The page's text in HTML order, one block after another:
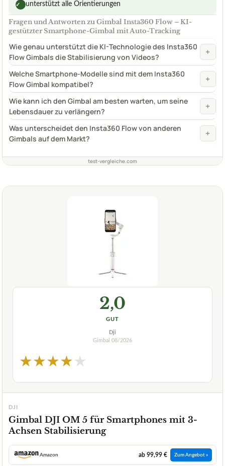
✓ unterstützt alle Orientierungen
Fragen und Antworten zu Gimbal Insta360 Flow – KI-
gestützter Smartphone-Gimbal mit Auto-Tracking
Wie genau unterstützt die KI-Technologie des Insta360
Flow Gimbals die Stabilisierung von Videos?
+
Welche Smartphone-Modelle sind mit dem Insta360
Flow Gimbal kompatibel?
+
Wie kann ich den Gimbal am besten warten, um seine
Lebensdauer zu verlängern?
+
Was unterscheidet den Insta360 Flow von anderen
Gimbals auf dem Markt?
+
test-vergleiche.com
2,0
GUT
Dji
Gimbal 08/2026
★★★★★
DJI
Gimbal DJI OM 5 für Smartphones mit 3-
Achsen Stabilisierung
Amazon ab 99,99 € Zum Angebot »